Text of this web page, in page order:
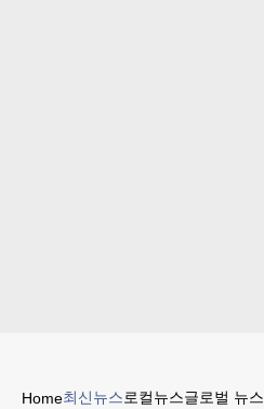
Home최신뉴스로컬뉴스글로벌 뉴스